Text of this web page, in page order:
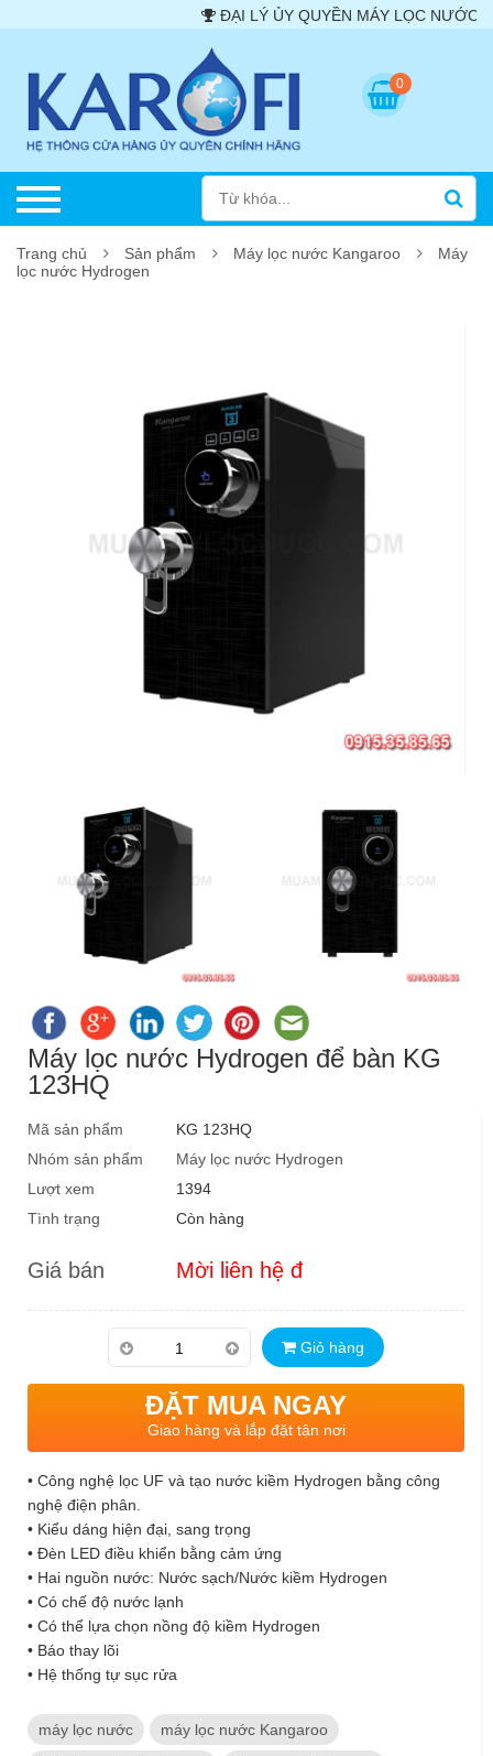
ĐẠI LÝ ỦY QUYỀN MÁY LỌC NƯỚC -
0
Trang chủ Sản phẩm Máy lọc nước Kangaroo
Máy
lọc nước Hydrogen
Máy lọc nước Hydrogen để bàn KG
123HQ
Mã sản phẩm
KG 123HQ
Nhóm sản phẩm
Máy lọc nước Hydrogen
Lượt xem
1394
Tình trạng
Còn hàng
Giá bán Mời liên hệ đ
Giỏ hàng
ĐẶT MUA NGAY
Giao hàng và lắp đặt tận nơi
• Công nghệ lọc UF và tạo nước kiềm Hydrogen bằng công
nghệ điện phân.
• Kiểu dáng hiện đại, sang trọng
• Đèn LED điều khiển bằng cảm ứng
• Hai nguồn nước: Nước sạch/Nước kiềm Hydrogen
• Có chế độ nước lạnh
• Có thể lựa chọn nồng độ kiềm Hydrogen
• Báo thay lõi
• Hệ thống tự sục rửa
máy lọc nước máy lọc nước Kangaroo